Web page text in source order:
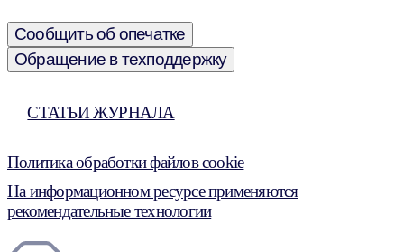
Сообщить об опечатке
Обращение в техподдержку
СТАТЬИ ЖУРНАЛА
Политика обработки файлов cookie
На информационном ресурсе применяются
рекомендательные технологии